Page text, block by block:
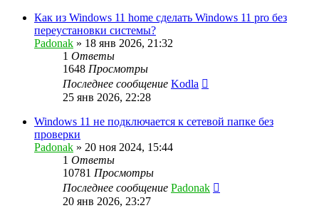
Как из Windows 11 home сделать Windows 11 pro без
переустановки системы?
Padonak » 18 янв 2026, 21:32
1 Ответы
1648 Просмотры
Последнее сообщение Kodla
25 янв 2026, 22:28
Windows 11 не подключается к сетевой папке без
проверки
Padonak » 20 ноя 2024, 15:44
1 Ответы
10781 Просмотры
Последнее сообщение Padonak
20 янв 2026, 23:27